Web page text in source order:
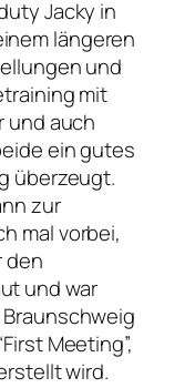
Jacky in
längeren
und
mit
und auch
ein gutes
überzeugt.
zur
mal vorbei,
den
und war
Meeting”,
wird.